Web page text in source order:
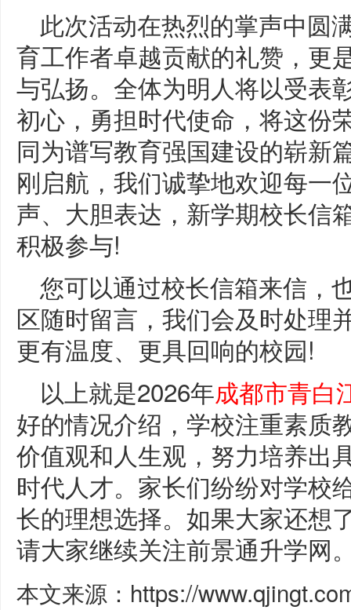
此次活动在热烈的掌声中圆
育工作者卓越贡献的礼赞，更
与弘扬。全体为明人将以受表
初心，勇担时代使命，将这份
同为谱写教育强国建设的崭新
刚启航，我们诚挚地欢迎每一
声、大胆表达，新学期校长信
积极参与!
您可以通过校长信箱来信，
区随时留言，我们会及时处理
更有温度、更具回响的校园!
以上就是2026年成都市青白
好的情况介绍，学校注重素质
价值观和人生观，努力培养出
时代人才。家长们纷纷对学校
长的理想选择。如果大家还想
请大家继续关注前景通升学网
本文来源：https://